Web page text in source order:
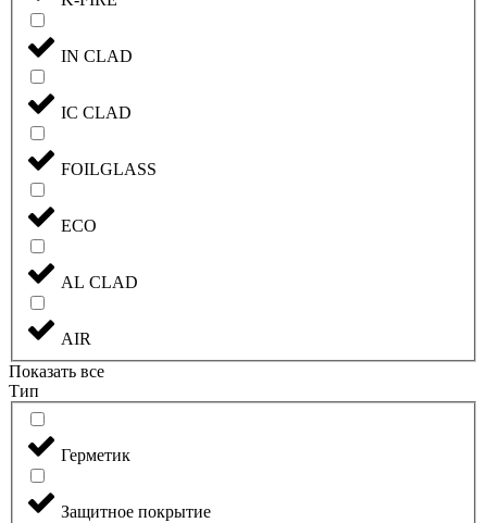
IN CLAD
IC CLAD
FOILGLASS
ECO
AL CLAD
AIR
Показать все
Тип
Герметик
Защитное покрытие